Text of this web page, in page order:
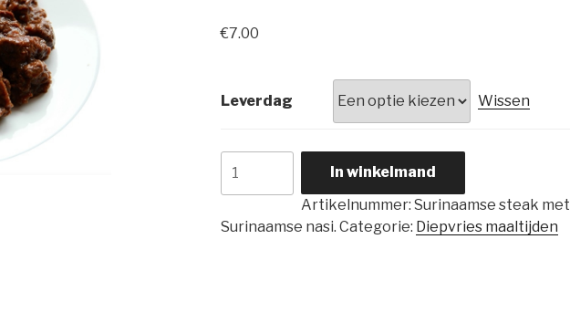
€7.00
Leverdag Wissen
steak
Surinaamse
In winkelmand
Artikelnummer:Surinaamse steak met
Surinaamse nasi. Categorie: Diepvries maaltijden